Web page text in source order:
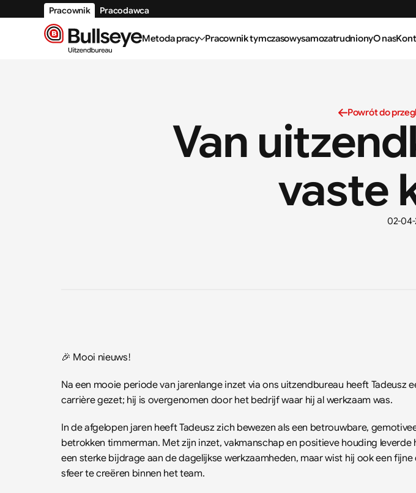
Powrót do
Van
vaste
02-
🎉 Mooi nieuws!
Na een mooie periode van jarenlange inzet via ons uitzendbureau heeft Tadeusz
carrière gezet; hij is overgenomen door het bedrijf waar hij al werkzaam was.
In de afgelopen jaren heeft Tadeusz zich bewezen als een betrouwbare,
betrokken timmerman. Met zijn inzet, vakmanschap en positieve houding leverde
een sterke bijdrage aan de dagelijkse werkzaamheden, maar wist hij ook een fijne
sfeer te creëren binnen het team.
Pracownik Pracodawca
Metoda pracy Pracownik tymczasowysamozatrudnionyO nas